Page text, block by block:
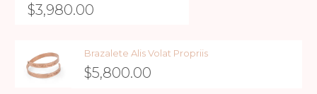
$3,980.00
Brazalete Alis Volat Propriis
$5,800.00